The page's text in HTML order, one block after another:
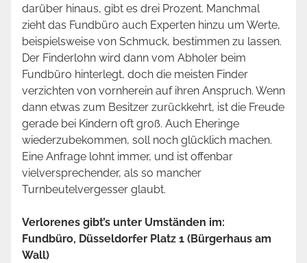
darüber hinaus, gibt es drei Prozent. Manchmal
zieht das Fundbüro auch Experten hinzu um Werte,
beispielsweise von Schmuck, bestimmen zu lassen.
Der Finderlohn wird dann vom Abholer beim
Fundbüro hinterlegt, doch die meisten Finder
verzichten von vornherein auf ihren Anspruch. Wenn
dann etwas zum Besitzer zurückkehrt, ist die Freude
gerade bei Kindern oft groß. Auch Eheringe
wiederzubekommen, soll noch glücklich machen.
Eine Anfrage lohnt immer, und ist offenbar
vielversprechender, als so mancher
Turnbeutelvergesser glaubt.
Verlorenes gibt’s unter Umständen im:
Fundbüro, Düsseldorfer Platz 1 (Bürgerhaus am
Wall)